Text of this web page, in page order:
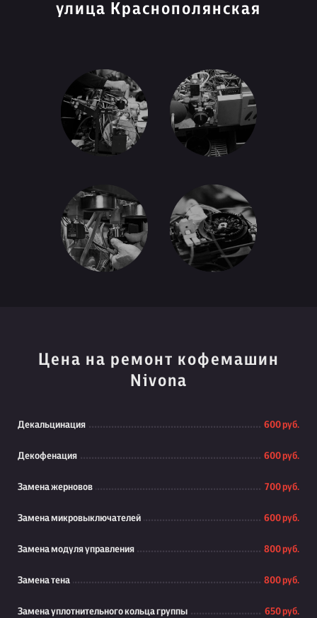
улица Краснополянская
Цена на ремонт кофемашин
Nivona
Декальцинация 600 руб.
Декофенация 600 руб.
Замена жерновов 700 руб.
Замена микровыключателей 600 руб.
Замена модуля управления 800 руб.
Замена тена 800 руб.
Замена уплотнительного кольца группы 650 руб.